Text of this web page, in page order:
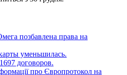
позбавлена права на
уменьшилась.
договоров.
про Європротокол на